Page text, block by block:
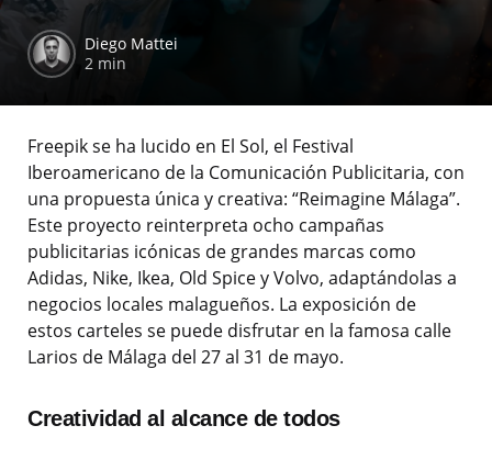
Diego Mattei
2 min
Freepik se ha lucido en El Sol, el Festival
Iberoamericano de la Comunicación Publicitaria, con
una propuesta única y creativa: “Reimagine Málaga”.
Este proyecto reinterpreta ocho campañas
publicitarias icónicas de grandes marcas como
Adidas, Nike, Ikea, Old Spice y Volvo, adaptándolas a
negocios locales malagueños. La exposición de
estos carteles se puede disfrutar en la famosa calle
Larios de Málaga del 27 al 31 de mayo.
Creatividad al alcance de todos